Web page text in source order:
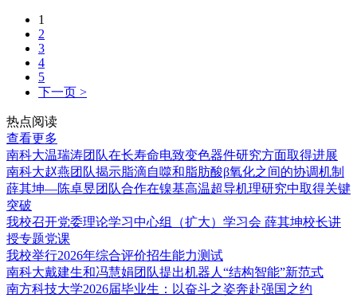
1
2
3
4
5
下一页 >
热点阅读
查看更多
南科大温瑞涛团队在长寿命电致变色器件研究方面取得进展
南科大赵燕团队揭示脂滴自噬和脂肪酸β氧化之间的协调机制
薛其坤—陈卓昱团队合作在镍基高温超导机理研究中取得关键
突破
我校召开党委理论学习中心组（扩大）学习会 薛其坤校长讲
授专题党课
我校举行2026年综合评价招生能力测试
南科大戴建生和冯慧娟团队提出机器人“结构智能”新范式
南方科技大学2026届毕业生：以奋斗之姿奔赴强国之约